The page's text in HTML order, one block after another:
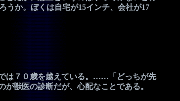
か。ぼくは自宅が15インチ、会社が17
は７０歳を越えている。……「どっちが先
獣医の診断だが、心配なことである。